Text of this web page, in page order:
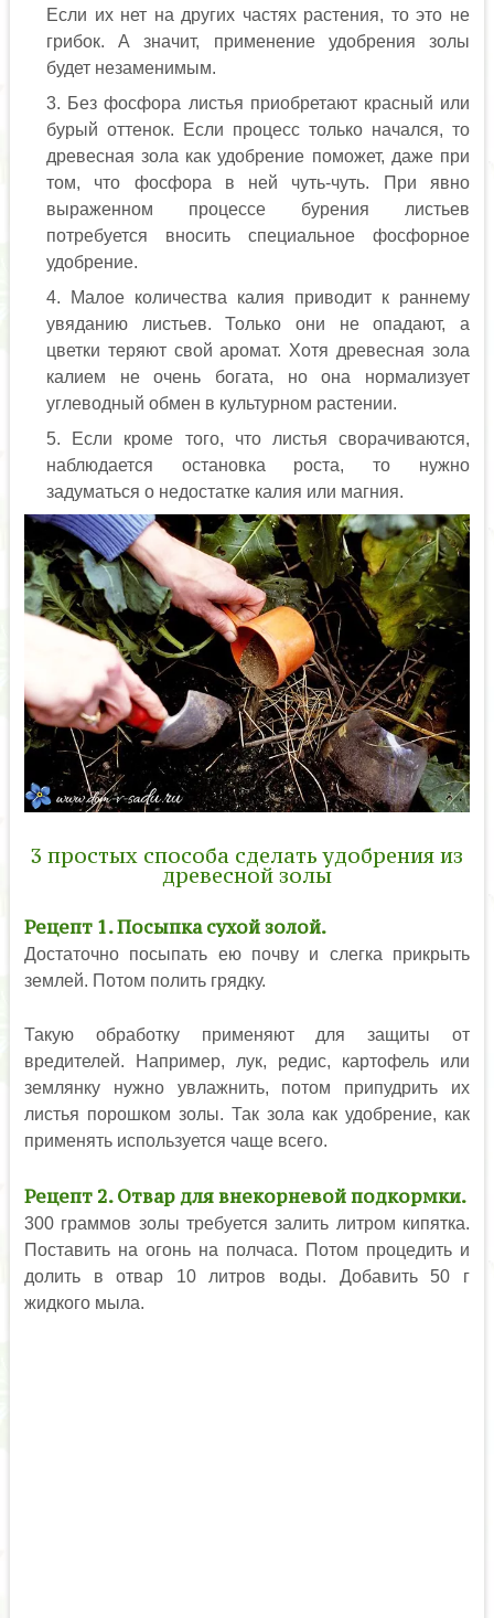
Если их нет на других частях растения, то это не
грибок. А значит, применение удобрения золы
будет незаменимым.
Без фосфора листья приобретают красный или
бурый оттенок. Если процесс только начался, то
древесная зола как удобрение поможет, даже при
том, что фосфора в ней чуть-чуть. При явно
выраженном процессе бурения листьев
потребуется вносить специальное фосфорное
удобрение.
Малое количества калия приводит к раннему
увяданию листьев. Только они не опадают, а
цветки теряют свой аромат. Хотя древесная зола
калием не очень богата, но она нормализует
углеводный обмен в культурном растении.
Если кроме того, что листья сворачиваются,
наблюдается остановка роста, то нужно
задуматься о недостатке калия или магния.
3 простых способа сделать удобрения из
древесной золы
Рецепт 1. Посыпка сухой золой.
Достаточно посыпать ею почву и слегка прикрыть
землей. Потом полить грядку.
Такую обработку применяют для защиты от
вредителей. Например, лук, редис, картофель или
землянку нужно увлажнить, потом припудрить их
листья порошком золы. Так зола как удобрение, как
применять используется чаще всего.
Рецепт 2. Отвар для внекорневой подкормки.
300 граммов золы требуется залить литром кипятка.
Поставить на огонь на полчаса. Потом процедить и
долить в отвар 10 литров воды. Добавить 50 г
жидкого мыла.